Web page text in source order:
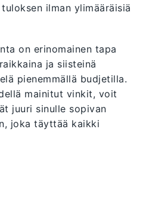
ilman ylimääräisiä
on erinomainen tapa
ja siisteinä
pienemmällä budjetilla.
mainitut vinkit, voit
juuri sinulle sopivan
joka täyttää kaikki